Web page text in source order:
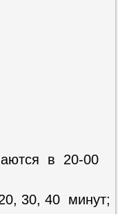
в 20-00
30, 40 минут;